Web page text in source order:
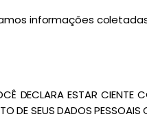
informações
DECLARA ESTAR CIENTE
DE SEUS DADOS PESSOAIS